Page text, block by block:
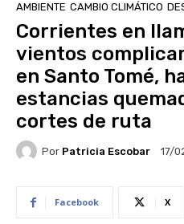
AMBIENTE CAMBIO CLIMÁTICO
Corrientes en
vientos
en Santo Tomé,
estancias
cortes de ruta
Por Patricia Escobar 17/
Facebook X